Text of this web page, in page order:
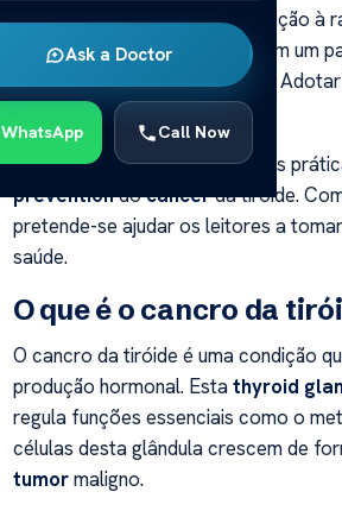
Ask a Doctor
WhatsApp Call Now
Estudos mostram que a exposição à
controlo de peso desempenham um
de desenvolver esta condição.
diferença.
Este artigo explora abordagens
preventiondocancerda tiróide.
pretende-se ajudar os leitores a
saúde.
O que é o cancro da
O cancro da tiróide é uma condição
produção hormonal. Estathyroid
regula funções essenciais como o
células desta glândula crescem de
tumormaligno.